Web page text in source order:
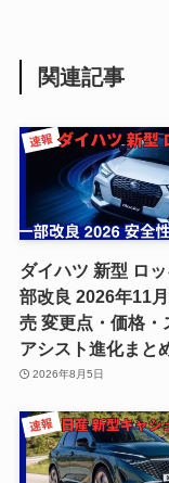
関連記事
ダイハツ 新型 ロ
部改良 2026年11
売 変更点・価格・
アシスト進化まと
2026年8月5日